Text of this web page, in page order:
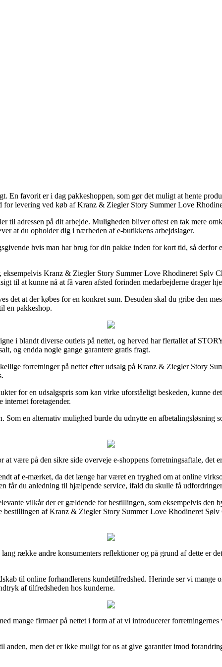
favorit er i dag pakkeshoppen, som gør det muligt at hente
for levering ved køb af Kranz & Ziegler Story Summer Love
til adressen på dit arbejde. Muligheden bliver oftest en tak mere
at du opholder dig i nærheden af e-butikkens arbejdslager.
hvis man har brug for din pakke inden for kort tid, så
Kranz & Ziegler Story Summer Love Rhodineret Sølv
til at kunne nå at få varen afsted forinden medarbejderne drager
det at der købes for en konkret sum. Desuden skal du gribe den
en pakkeshop.
i blandt diverse outlets på nettet, og herved har flertallet af
og endda nogle gange garantere gratis fragt.
forretninger på nettet efter udsalg på Kranz & Ziegler Story
for en udsalgspris som kan virke uforståeligt beskeden, kunne
internet foretagender.
en alternativ mulighed burde du udnytte en afbetalingsløsning
være på den sikre side overveje e-shoppens forretningsaftale, det
af e-mærket, da det længe har været en tryghed om at online
får du anledning til hjælpende service, ifald du skulle få
vilkår der er gældende for bestillingen, som eksempelvis
bestillingen af Kranz & Ziegler Story Summer Love Rhodineret
række andre konsumenters reflektioner og på grund af dette er
til online forhandlerens kundetilfredshed. Herinde ser vi mange
af tilfredsheden hos kunderne.
mange firmaer på nettet i form af at vi introducerer
anden, men det er ikke muligt for os at give garantier imod